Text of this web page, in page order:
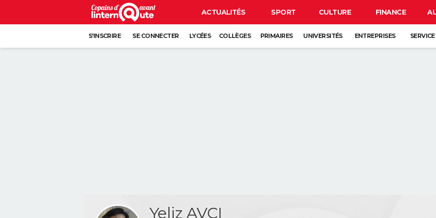
ACTUALITÉS SPORT CULTURE FINANCE
S'INSCRIRE SE CONNECTER LYCÉES COLLÈGES PRIMAIRES UNIVERSITÉS ENTREPRISES
Yeliz AVCI